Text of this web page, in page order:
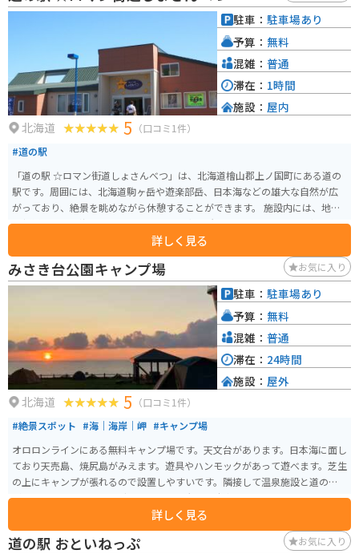
北海道 5 （口コミ1件）
#道の駅
「道の駅 ☆ロマン街道しょさんべつ」は、北海道檜山郡上ノ国町にある道の
駅です。周囲には、北海道駒ヶ岳や遊楽部岳、日本海などの雄大な自然が広
がっており、絶景を眺めながら休憩することができます。 施設内には、地元
の新鮮な野菜や海産物を販売する農産物直売所や、上ノ国町産の蕎麦粉を使
った手打ちそばが味わえるレストランがあります。また、特産品コーナーで
は、地元で人気の昆布製品や、木工品などのお土産を購入することができま
す。 バイクで訪れる場合、道の駅から眺めることができる日本海の景色は格
別です。駐車場も広く、休憩スペースも充実しているので、ツーリングの休
「勝澗海岸」や、国の天然記念物に指定されている「茂津多岬灯塔」など、
見どころもたくさんあります。道の駅を拠点に、周辺の観光スポットを巡っ
てみるのもおすすめです。
詳しく見る
駐車： 駐車場あり
予算： 無料
混雑： 普通
滞在： 1時間
施設： 屋内
みさき台公園キャンプ場 お気に入り
北海道 5 （口コミ1件）
#絶景スポット #海｜海岸｜岬 #キャンプ場
オロロンラインにある無料キャンプ場です。天文台があります。日本海に面し
ており天売島、焼尻島がみえます。遊具やハンモックがあって遊べます。芝生
の上にキャンプが張れるので設置しやすいです。隣接して温泉施設と道の駅
があります。キャンピングカーも入れる大きな駐車場とコテージもあります。
道の駅☆ロマン街道しょさんべつが併設されているので、休憩やちょっとし
た買い出しなら可能です。
詳しく見る
駐車： 駐車場あり
予算： 無料
混雑： 普通
滞在： 24時間
施設： 屋外
道の駅 おといねっぷ お気に入り